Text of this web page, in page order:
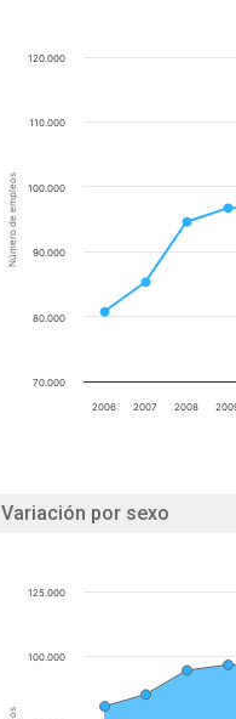
Número de empleos
2006 2007 2008
70.000
80.000
90.000
100.000
110.000
120.000
Variación por sexo
100.000
125.000